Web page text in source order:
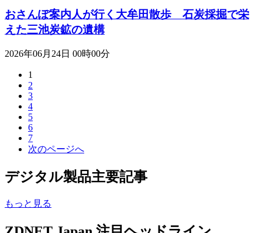
おさんぽ案内人が行く大牟田散歩 石炭採掘で栄
えた三池炭鉱の遺構
2026年06月24日 00時00分
1
2
3
4
5
6
7
次のページへ
デジタル製品主要記事
もっと見る